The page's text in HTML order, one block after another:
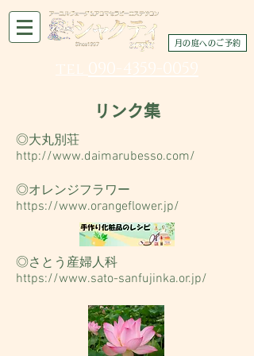
月の庭へのご予約
tel090-4359-0059
リンク集
◎大丸別荘
http://www.daimarubesso.com/
◎オレンジフラワー
https://www.orangeflower.jp/
◎さとう産婦人科
https://www.sato-sanfujinka.or.jp/